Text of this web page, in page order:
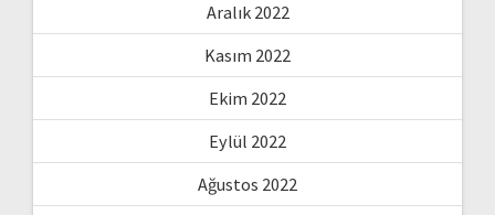
Aralık 2022
Kasım 2022
Ekim 2022
Eylül 2022
Ağustos 2022